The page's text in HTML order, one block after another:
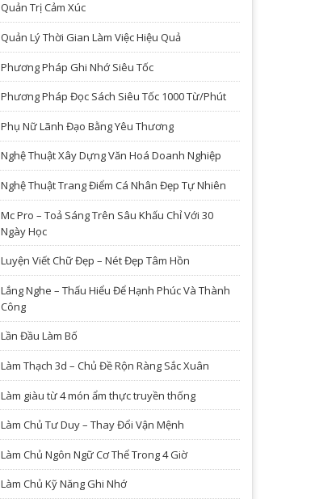
Quản Trị Cảm Xúc
Quản Lý Thời Gian Làm Việc Hiệu Quả
Phương Pháp Ghi Nhớ Siêu Tốc
Phương Pháp Đọc Sách Siêu Tốc 1000 Từ/Phút
Phụ Nữ Lãnh Đạo Bằng Yêu Thương
Nghệ Thuật Xây Dựng Văn Hoá Doanh Nghiệp
Nghệ Thuật Trang Điểm Cá Nhân Đẹp Tự Nhiên
Mc Pro – Toả Sáng Trên Sâu Khấu Chỉ Với 30
Ngày Học
Luyện Viết Chữ Đẹp – Nét Đẹp Tâm Hồn
Lắng Nghe – Thấu Hiểu Để Hạnh Phúc Và Thành
Công
Lần Đầu Làm Bố
Làm Thạch 3d – Chủ Đề Rộn Ràng Sắc Xuân
Làm giàu từ 4 món ẩm thực truyền thống
Làm Chủ Tư Duy – Thay Đổi Vận Mệnh
Làm Chủ Ngôn Ngữ Cơ Thể Trong 4 Giờ
Làm Chủ Kỹ Năng Ghi Nhớ